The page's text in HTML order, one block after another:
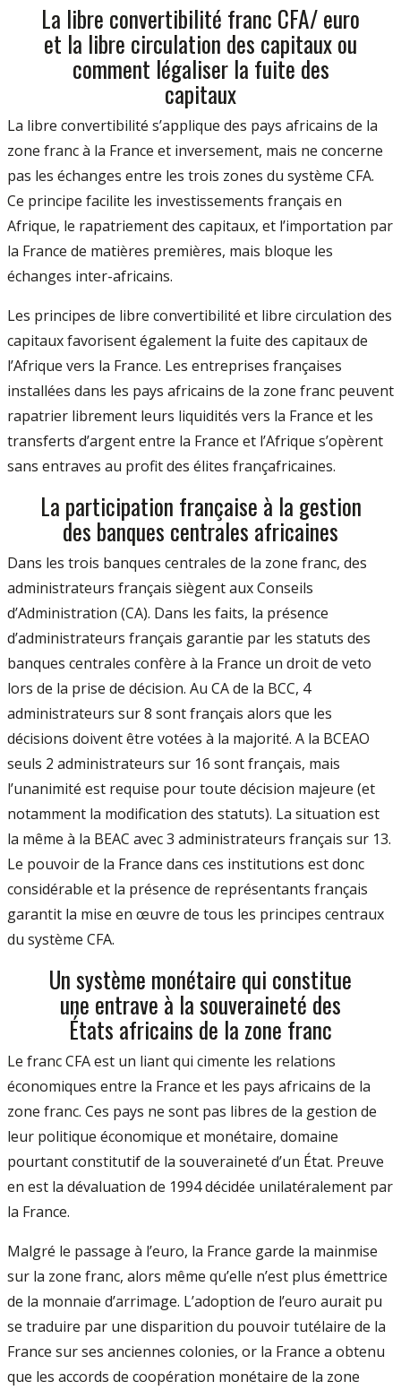
La libre convertibilité franc CFA/ euro
et la libre circulation des capitaux ou
comment légaliser la fuite des
capitaux
La libre convertibilité s’applique des pays africains de la
zone franc à la France et inversement, mais ne concerne
pas les échanges entre les trois zones du système CFA.
Ce principe facilite les investissements français en
Afrique, le rapatriement des capitaux, et l’importation par
la France de matières premières, mais bloque les
échanges inter-africains.
Les principes de libre convertibilité et libre circulation des
capitaux favorisent également la fuite des capitaux de
l’Afrique vers la France. Les entreprises françaises
installées dans les pays africains de la zone franc peuvent
rapatrier librement leurs liquidités vers la France et les
transferts d’argent entre la France et l’Afrique s’opèrent
sans entraves au profit des élites françafricaines.
La participation française à la gestion
des banques centrales africaines
Dans les trois banques centrales de la zone franc, des
administrateurs français siègent aux Conseils
d’Administration (CA). Dans les faits, la présence
d’administrateurs français garantie par les statuts des
banques centrales confère à la France un droit de veto
lors de la prise de décision. Au CA de la BCC, 4
administrateurs sur 8 sont français alors que les
décisions doivent être votées à la majorité. A la BCEAO
seuls 2 administrateurs sur 16 sont français, mais
l’unanimité est requise pour toute décision majeure (et
notamment la modification des statuts). La situation est
la même à la BEAC avec 3 administrateurs français sur 13.
Le pouvoir de la France dans ces institutions est donc
considérable et la présence de représentants français
garantit la mise en œuvre de tous les principes centraux
du système CFA.
Un système monétaire qui constitue
une entrave à la souveraineté des
États africains de la zone franc
Le franc CFA est un liant qui cimente les relations
économiques entre la France et les pays africains de la
zone franc. Ces pays ne sont pas libres de la gestion de
leur politique économique et monétaire, domaine
pourtant constitutif de la souveraineté d’un État. Preuve
en est la dévaluation de 1994 décidée unilatéralement par
la France.
Malgré le passage à l’euro, la France garde la mainmise
sur la zone franc, alors même qu’elle n’est plus émettrice
de la monnaie d’arrimage. L’adoption de l’euro aurait pu
se traduire par une disparition du pouvoir tutélaire de la
France sur ses anciennes colonies, or la France a obtenu
que les accords de coopération monétaire de la zone